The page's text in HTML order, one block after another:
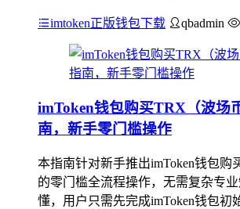
imtoken正版钱包下载 qbadmin
imToken钱包购买TRX（波场
南，新手零门槛操作
本指南针对新手推出imToken钱包购
的零门槛全流程操作，无需复杂专
懂，用户只需先完成imToken钱包初